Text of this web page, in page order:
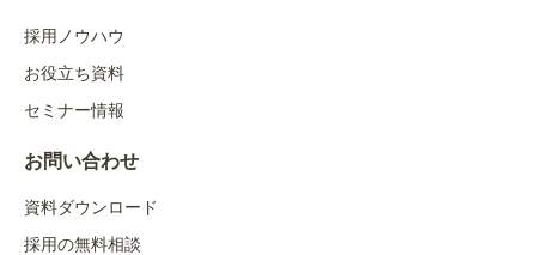
採用ノウハウ
お役立ち資料
セミナー情報
お問い合わせ
資料ダウンロード
採用の無料相談